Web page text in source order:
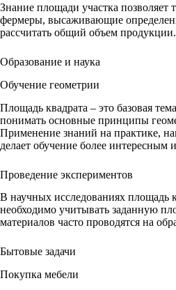
Знание площади участка позволяет
фермеры, высаживающие
рассчитать общий объем продукции.
Образование и наука
Обучение геометрии
Площадь квадрата – это базовая
понимать основные принципы
Применение знаний на практике,
делает обучение более интересным
Проведение экспериментов
В научных исследованиях площадь
необходимо учитывать заданную
материалов часто проводятся на
Бытовые задачи
Покупка мебели